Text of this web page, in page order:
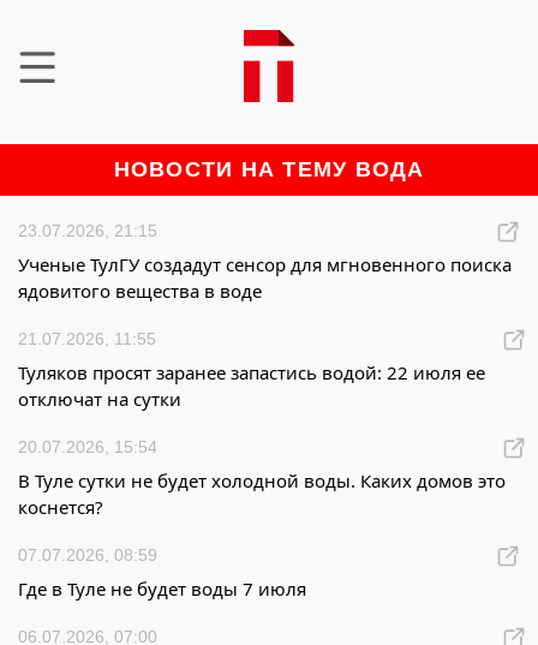
НОВОСТИ НА ТЕМУ ВОДА
23.07.2026, 21:15
Ученые ТулГУ создадут сенсор для мгновенного поиска
ядовитого вещества в воде
21.07.2026, 11:55
Туляков просят заранее запастись водой: 22 июля ее
отключат на сутки
20.07.2026, 15:54
В Туле сутки не будет холодной воды. Каких домов это
коснется?
07.07.2026, 08:59
Где в Туле не будет воды 7 июля
06.07.2026, 07:00